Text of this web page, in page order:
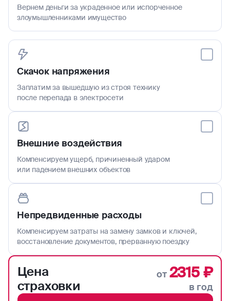
Цена
страховки
от 2315 ₽
в год
Вернем деньги за украденное или испорченное
злоумышленниками имущество
Скачок напряжения
Заплатим за вышедшую из строя технику
после перепада в электросети
Внешние воздействия
Компенсируем ущерб, причиненный ударом
или падением внешних объектов
Непредвиденные расходы
Компенсируем затраты на замену замков и ключей,
восстановление документов, прерванную поездку